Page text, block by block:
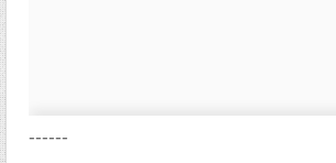
------